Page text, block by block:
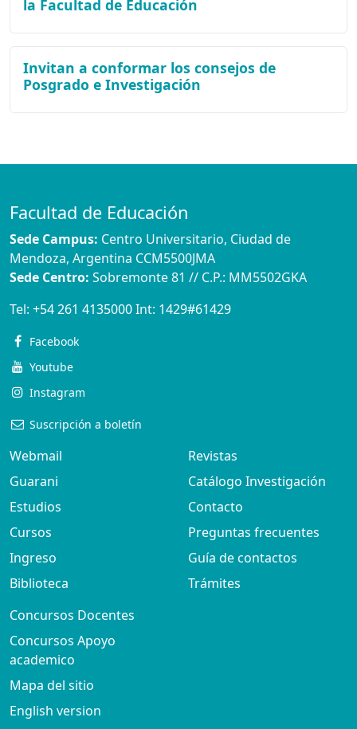
la Facultad de Educación
Invitan a conformar los consejos de
Posgrado e Investigación
Facultad de Educación
Sede Campus: Centro Universitario, Ciudad de
Mendoza, Argentina CCM5500JMA
Sede Centro: Sobremonte 81 // C.P.: MM5502GKA
Tel: +54 261 4135000Int: 1429#61429
Facebook
Youtube
Instagram
Suscripción a boletín
Webmail
Guarani
Estudios
Cursos
Ingreso
Biblioteca
Revistas
Catálogo Investigación
Contacto
Preguntas frecuentes
Guía de contactos
Trámites
Concursos Docentes
Concursos Apoyo
academico
Mapa del sitio
English version